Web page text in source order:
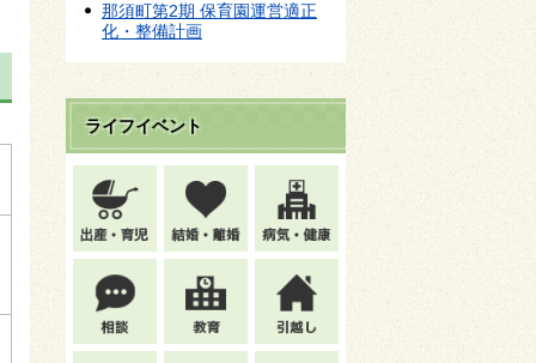
那須町第2期 保育園運営適正
化・整備計画
ライフイベント